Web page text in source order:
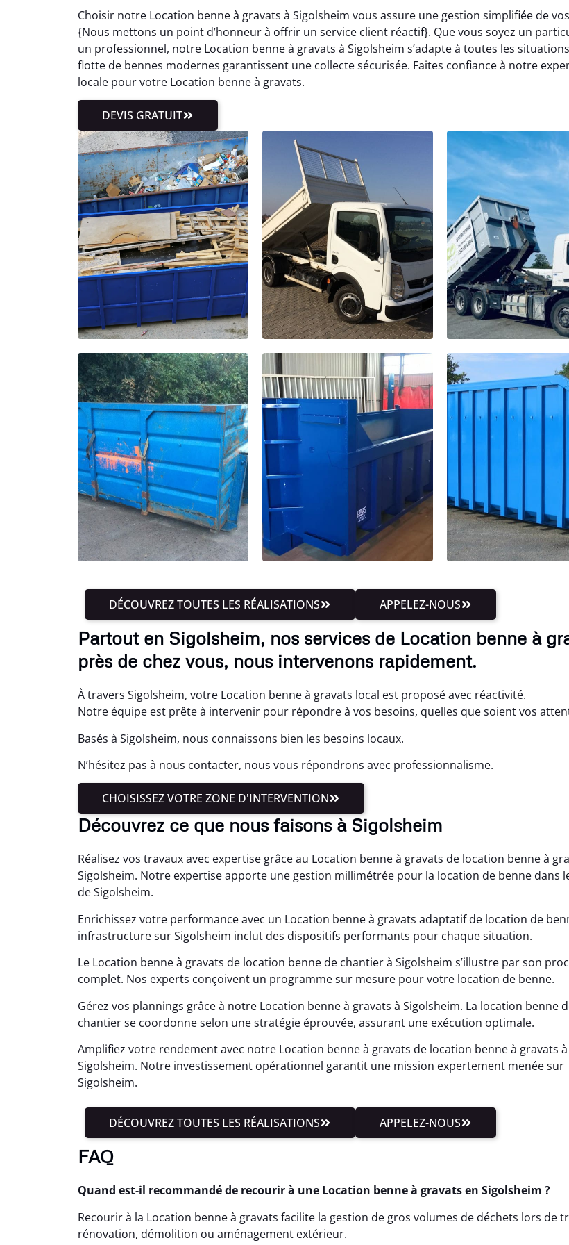
Choisir notre Location benne à gravats à Sigolsheim vous assure une gestion simplifiée de
{Nous mettons un point d’honneur à offrir un service client réactif}. Que vous soyez un
un professionnel, notre Location benne à gravats à Sigolsheim s’adapte à toutes les
flotte de bennes modernes garantissent une collecte sécurisée. Faites confiance à notre
locale pour votre Location benne à gravats.
DEVIS GRATUIT
DÉCOUVREZ TOUTES LES RÉALISATIONS APPELEZ-NOUS
Partout en Sigolsheim, nos services de Location benne à
près de chez vous, nous intervenons rapidement.
À travers Sigolsheim, votre Location benne à gravats local est proposé avec réactivité.
Notre équipe est prête à intervenir pour répondre à vos besoins, quelles que soient vos
Basés à Sigolsheim, nous connaissons bien les besoins locaux.
N’hésitez pas à nous contacter, nous vous répondrons avec professionnalisme.
CHOISISSEZ VOTRE ZONE D'INTERVENTION
Découvrez ce que nous faisons à Sigolsheim
Réalisez vos travaux avec expertise grâce au Location benne à gravats de location benne à
Sigolsheim. Notre expertise apporte une gestion millimétrée pour la location de benne dans
de Sigolsheim.
Enrichissez votre performance avec un Location benne à gravats adaptatif de location de
infrastructure sur Sigolsheim inclut des dispositifs performants pour chaque situation.
Le Location benne à gravats de location benne de chantier à Sigolsheim s’illustre par son
complet. Nos experts conçoivent un programme sur mesure pour votre location de benne.
Gérez vos plannings grâce à notre Location benne à gravats à Sigolsheim. La location benne
chantier se coordonne selon une stratégie éprouvée, assurant une exécution optimale.
Amplifiez votre rendement avec notre Location benne à gravats de location benne à gravats à
Sigolsheim. Notre investissement opérationnel garantit une mission expertement menée sur
Sigolsheim.
DÉCOUVREZ TOUTES LES RÉALISATIONS APPELEZ-NOUS
FAQ
Quand est-il recommandé de recourir à une Location benne à gravats en Sigolsheim ?
Recourir à la Location benne à gravats facilite la gestion de gros volumes de déchets lors de
rénovation, démolition ou aménagement extérieur.